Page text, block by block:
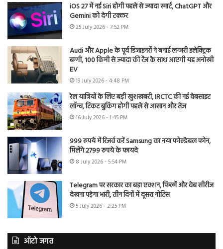
iOS 27 में नई Siri होगी पहले से ज्यादा स्मार्ट, ChatGPT और
Gemini को देगी टक्कर
25 July 2026 - 7:52 PM
Audi और Apple के पूर्व डिजाइनरों ने बनाई लग्जरी इलेक्ट्रिक
बग्गी, 100 किमी से ज्यादा की रेंज के साथ आएगी यह अनोखी
EV
19 July 2026 - 4:48 PM
रेल यात्रियों के लिए बड़ी खुशखबरी, IRCTC की नई वेबसाइट
लॉन्च, टिकट बुकिंग होगी पहले से आसान और तेज
16 July 2026 - 1:45 PM
999 रुपये में रिजर्व करें Samsung का नया फोल्डेबल फोन,
मिलेंगे 2799 रुपये के फायदे
8 July 2026 - 5:54 PM
Telegram पर सरकार का बड़ा एक्शन, फिल्में और वेब सीरीज
देखना पड़ेगा भारी, तीन दिनों में दूसरा नोटिस
5 July 2026 - 2:25 PM
ऑटो जगत